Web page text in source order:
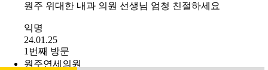
원주 위대한 내과 의원 선생님 엄청 친절하세요
익명
24.01.25
1번째 방문
원주연세의원